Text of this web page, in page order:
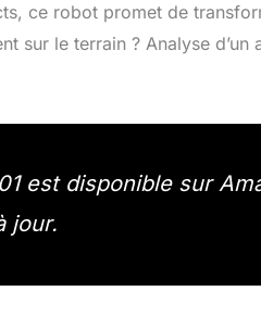
ce robot promet de
sur le terrain ? Analyse
est disponible sur
jour.